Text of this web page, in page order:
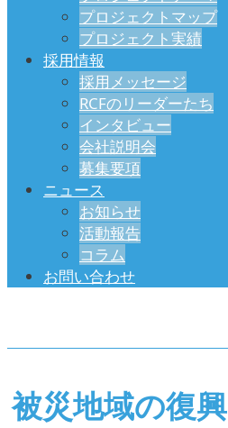
プロジェクトマップ
プロジェクト実績
採用情報
採用メッセージ
RCFのリーダーたち
インタビュー
会社説明会
募集要項
ニュース
お知らせ
活動報告
コラム
お問い合わせ
被災地域の復興